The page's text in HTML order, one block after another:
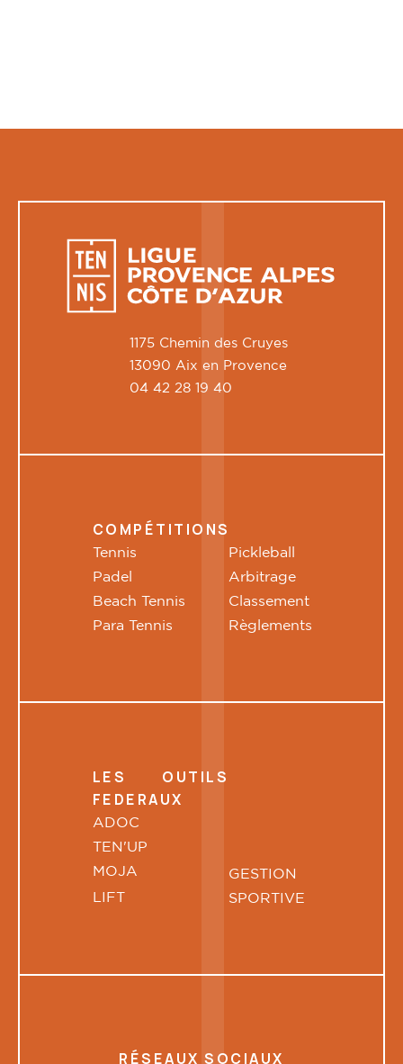
1175 Chemin des Cruyes
13090 Aix en Provence
04 42 28 19 40
COMPÉTITIONS
Tennis
Padel
Beach Tennis
Para Tennis
Pickleball
Arbitrage
Classement
Règlements
LES OUTILS
FEDERAUX
ADOC
TEN'UP
MOJA
LIFT
GESTION
SPORTIVE
RÉSEAUX SOCIAUX